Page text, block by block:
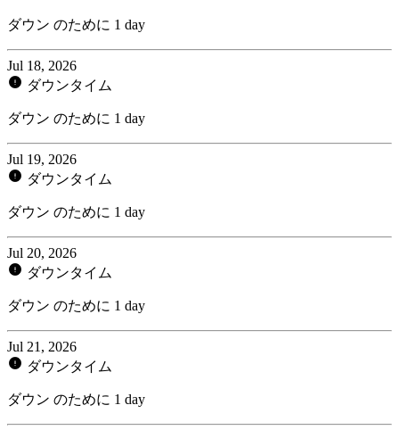
ダウン のために 1 day
Jul 18, 2026
ダウンタイム
ダウン のために 1 day
Jul 19, 2026
ダウンタイム
ダウン のために 1 day
Jul 20, 2026
ダウンタイム
ダウン のために 1 day
Jul 21, 2026
ダウンタイム
ダウン のために 1 day